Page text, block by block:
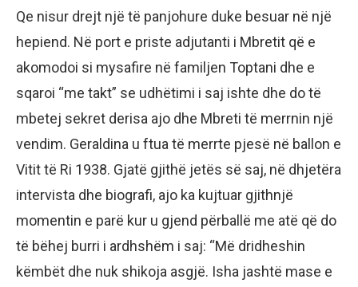
Qe nisur drejt një të panjohure duke besuar në një
hepiend. Në port e priste adjutanti i Mbretit që e
akomodoi si mysafire në familjen Toptani dhe e
sqaroi “me takt” se udhëtimi i saj ishte dhe do të
mbetej sekret derisa ajo dhe Mbreti të merrnin një
vendim. Geraldina u ftua të merrte pjesë në ballon e
Vitit të Ri 1938. Gjatë gjithë jetës së saj, në dhjetëra
intervista dhe biografi, ajo ka kujtuar gjithnjë
momentin e parë kur u gjend përballë me atë që do
të bëhej burri i ardhshëm i saj: “Më dridheshin
këmbët dhe nuk shikoja asgjë. Isha jashtë mase e